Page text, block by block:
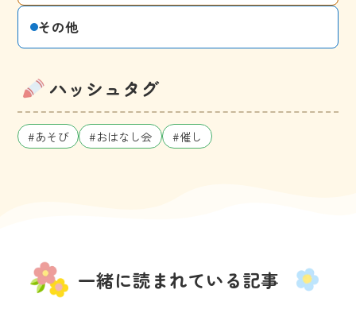
その他
ハッシュタグ
#あそび #おはなし会 #催し
一緒に読まれている記事